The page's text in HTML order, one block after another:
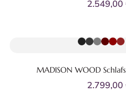
2.549,00
MADISON WOOD
2.799,00